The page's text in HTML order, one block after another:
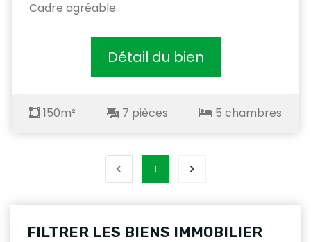
Cadre agréable
Détail du bien
150m² 7 pièces 5 chambres
1
FILTRER LES BIENS IMMOBILIER